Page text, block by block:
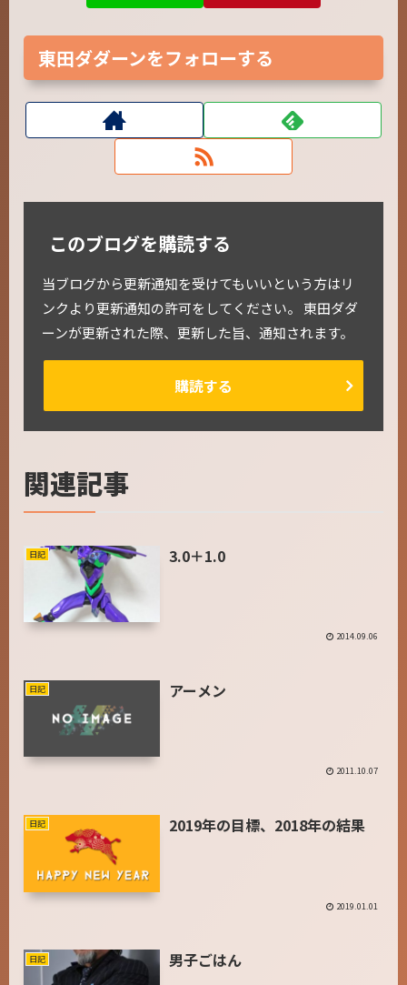
東田ダダーンをフォローする
このブログを購読する
当ブログから更新通知を受けてもいいという方はリ
ンクより更新通知の許可をしてください。 東田ダダ
ーンが更新された際、更新した旨、通知されます。
購読する
関連記事
日記 3.0＋1.0
2014.09.06
日記 アーメン
2011.10.07
日記 2019年の目標、2018年の結果
2019.01.01
日記 男子ごはん